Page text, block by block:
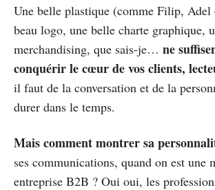
Une belle plastique (comme Filip,
beau logo, une belle charte graphique,
merchandising, que sais-je… ne
conquérir le cœur de vos clients,
il faut de la conversation et de la
durer dans le temps.
Mais comment montrer sa
ses communications, quand on est une
entreprise B2B ? Oui oui, les